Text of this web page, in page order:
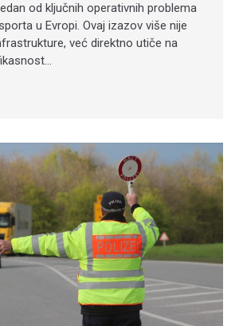
od ključnih operativnih problema
u Evropi. Ovaj izazov više nije
već direktno utiče na